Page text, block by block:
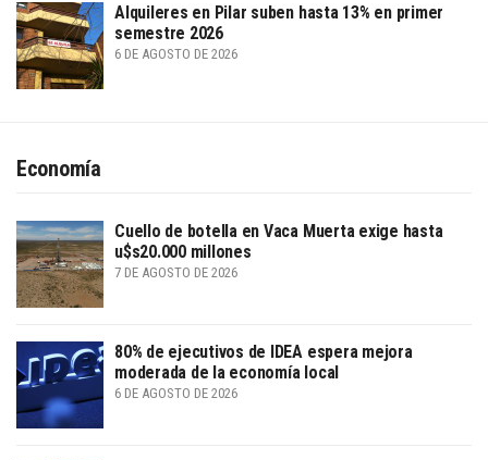
Alquileres en Pilar suben hasta 13% en primer
semestre 2026
6 DE AGOSTO DE 2026
Economía
Cuello de botella en Vaca Muerta exige hasta
u$s20.000 millones
7 DE AGOSTO DE 2026
80% de ejecutivos de IDEA espera mejora
moderada de la economía local
6 DE AGOSTO DE 2026